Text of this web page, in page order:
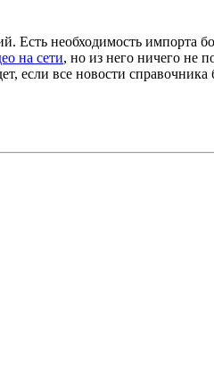
Есть необходимость импорта
на сети, но из него ничего не
если все новости справочника